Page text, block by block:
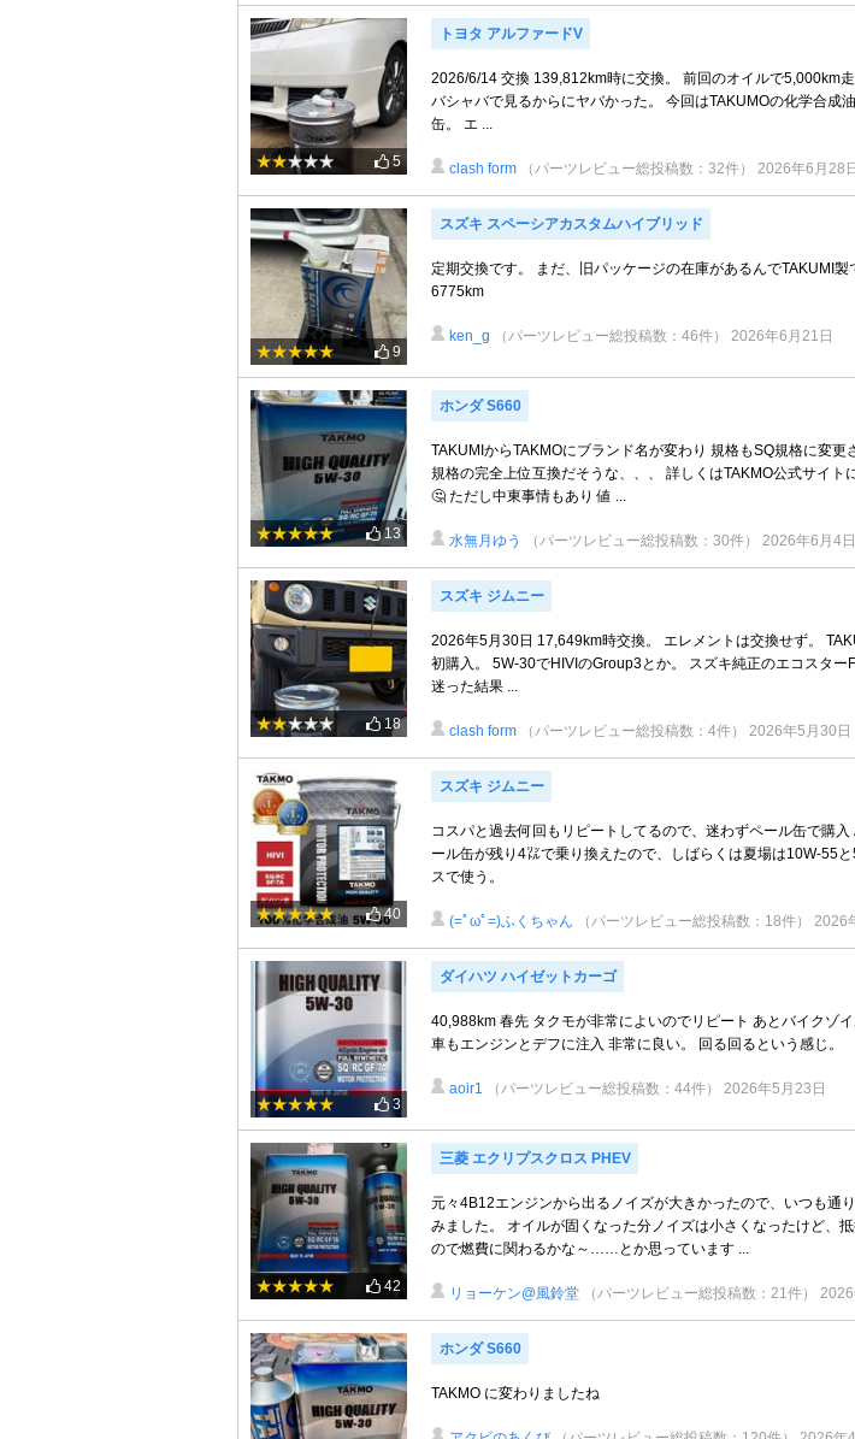
5
トヨタ アルファードV
2026/6/14 交換 139,812km時に交換。 前回のオイルで5,000km
バシャバで見るからにヤバかった。 今回はTAKUMOの化学合成
缶。 エ ...
clash form （パーツレビュー総投稿数：32件） 2026年6月28日
9
スズキ スペーシアカスタムハイブリッド
定期交換です。 まだ、旧パッケージの在庫があるんでTAKUMI製
6775km
ken_g （パーツレビュー総投稿数：46件） 2026年6月21日
13
ホンダ S660
TAKUMIからTAKMOにブランド名が変わり 規格もSQ規格に変更
規格の完全上位互換だそうな、、、 詳しくはTAKMO公式サイト
🤔 ただし中東事情もあり 値 ...
水無月ゆう （パーツレビュー総投稿数：30件） 2026年6月4日
18
スズキ ジムニー
2026年5月30日 17,649km時交換。 エレメントは交換せず。
初購入。 5W-30でHIVIのGroup3とか。 スズキ純正のエコスターF
迷った結果 ...
clash form （パーツレビュー総投稿数：4件） 2026年5月30日
40
スズキ ジムニー
コスパと過去何回もリピートしてるので、迷わずペール缶で購
ール缶が残り4㍑で乗り換えたので、しばらくは夏場は10W-55
スで使う。
(=ﾟωﾟ=)ふくちゃん （パーツレビュー総投稿数：18件） 2026
3
ダイハツ ハイゼットカーゴ
40,988km 春先 タクモが非常によいのでリピート あとバイクゾ
車もエンジンとデフに注入 非常に良い。 回る回るという感じ。
aoir1 （パーツレビュー総投稿数：44件） 2026年5月23日
42
三菱 エクリプスクロス PHEV
元々4B12エンジンから出るノイズが大きかったので、いつも通
みました。 オイルが固くなった分ノイズは小さくなったけど、
ので燃費に関わるかな～……とか思っています ...
リョーケン@風鈴堂 （パーツレビュー総投稿数：21件）
ホンダ S660
TAKMO に変わりましたね